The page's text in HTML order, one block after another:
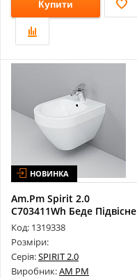
Купити
НОВИНКА
Am.Pm Spirit 2.0
C703411Wh Беде Підвісне
Код: 1319338
Розміри:
Серія:SPIRIT 2.0
Виробник:AM PM